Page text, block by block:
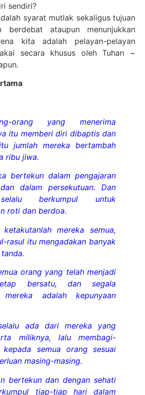
sendiri?
syarat mutlak sekaligus tujuan
berdebat ataupun menunjukkan
kita adalah pelayan-pelayan
secara khusus oleh Tuhan ~
orang yang menerima
itu memberi diri dibaptis dan
jumlah mereka bertambah
ribu jiwa.
bertekun dalam pengajaran
dalam persekutuan. Dan
berkumpul untuk
roti dan berdoa.
mereka semua,
rasul itu mengadakan banyak
orang yang telah menjadi
bersatu, dan segala
mereka adalah kepunyaan
ada dari mereka yang
miliknya, lalu membagi-
kepada semua orang sesuai
masing-masing.
bertekun dan dengan sehati
tiap-tiap hari dalam